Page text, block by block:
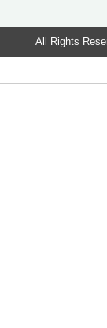
All Rights